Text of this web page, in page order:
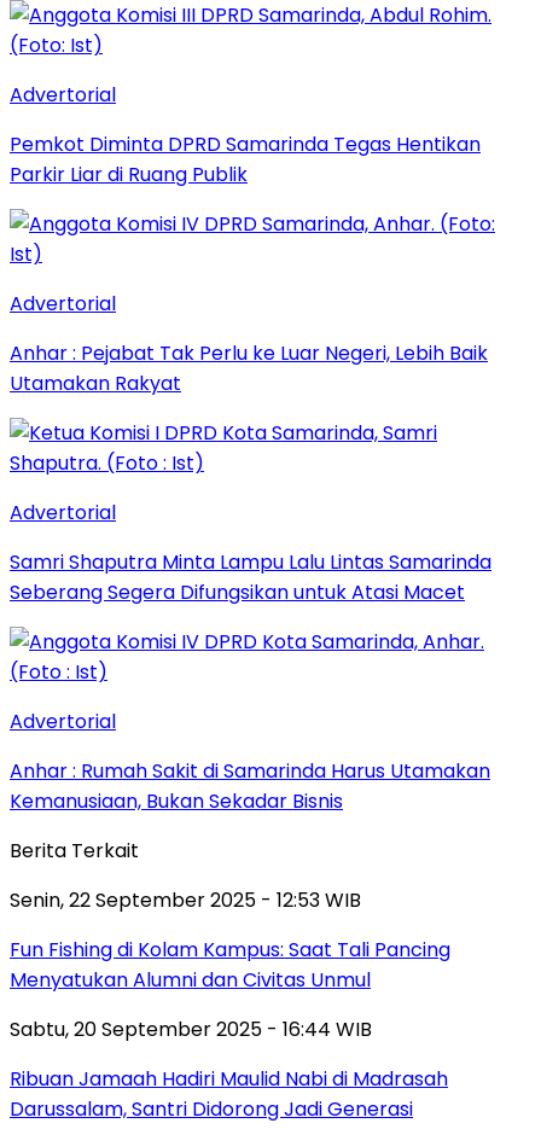
Advertorial
Pemkot Diminta DPRD Samarinda Tegas Hentikan
Parkir Liar di Ruang Publik
Advertorial
Anhar : Pejabat Tak Perlu ke Luar Negeri, Lebih Baik
Utamakan Rakyat
Advertorial
Samri Shaputra Minta Lampu Lalu Lintas Samarinda
Seberang Segera Difungsikan untuk Atasi Macet
Advertorial
Anhar : Rumah Sakit di Samarinda Harus Utamakan
Kemanusiaan, Bukan Sekadar Bisnis
Berita Terkait
Senin, 22 September 2025 - 12:53 WIB
Fun Fishing di Kolam Kampus: Saat Tali Pancing
Menyatukan Alumni dan Civitas Unmul
Sabtu, 20 September 2025 - 16:44 WIB
Ribuan Jamaah Hadiri Maulid Nabi di Madrasah
Darussalam, Santri Didorong Jadi Generasi